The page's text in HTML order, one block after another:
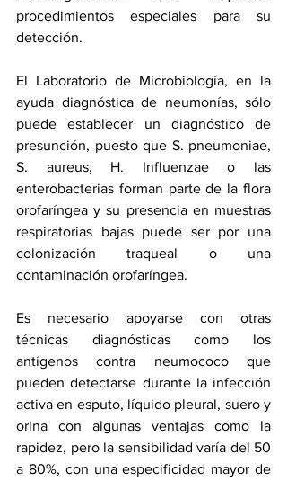
procedimientos especiales para su
detección.
El Laboratorio de Microbiología, en la
ayuda diagnóstica de neumonías, sólo
puede establecer un diagnóstico de
presunción, puesto que S. pneumoniae,
S. aureus, H. Influenzae o las
enterobacterias forman parte de la flora
orofaríngea y su presencia en muestras
respiratorias bajas puede ser por una
colonización traqueal o una
contaminación orofaríngea.
Es necesario apoyarse con otras
técnicas diagnósticas como los
antígenos contra neumococo que
pueden detectarse durante la infección
activa en esputo, líquido pleural, suero y
orina con algunas ventajas como la
rapidez, pero la sensibilidad varía del 50
a 80%, con una especificidad mayor de